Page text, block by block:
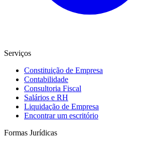
Serviços
Constituição de Empresa
Contabilidade
Consultoria Fiscal
Salários e RH
Liquidação de Empresa
Encontrar um escritório
Formas Jurídicas